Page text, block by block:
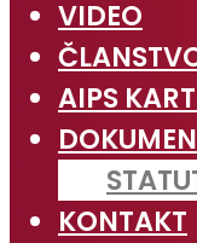
VIDEO
AIPS
KONTAKT